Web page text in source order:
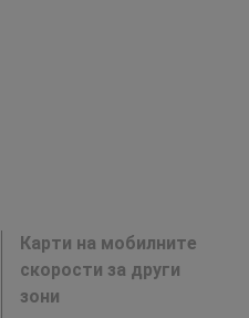
Карти на мобилните
скорости за други
зони